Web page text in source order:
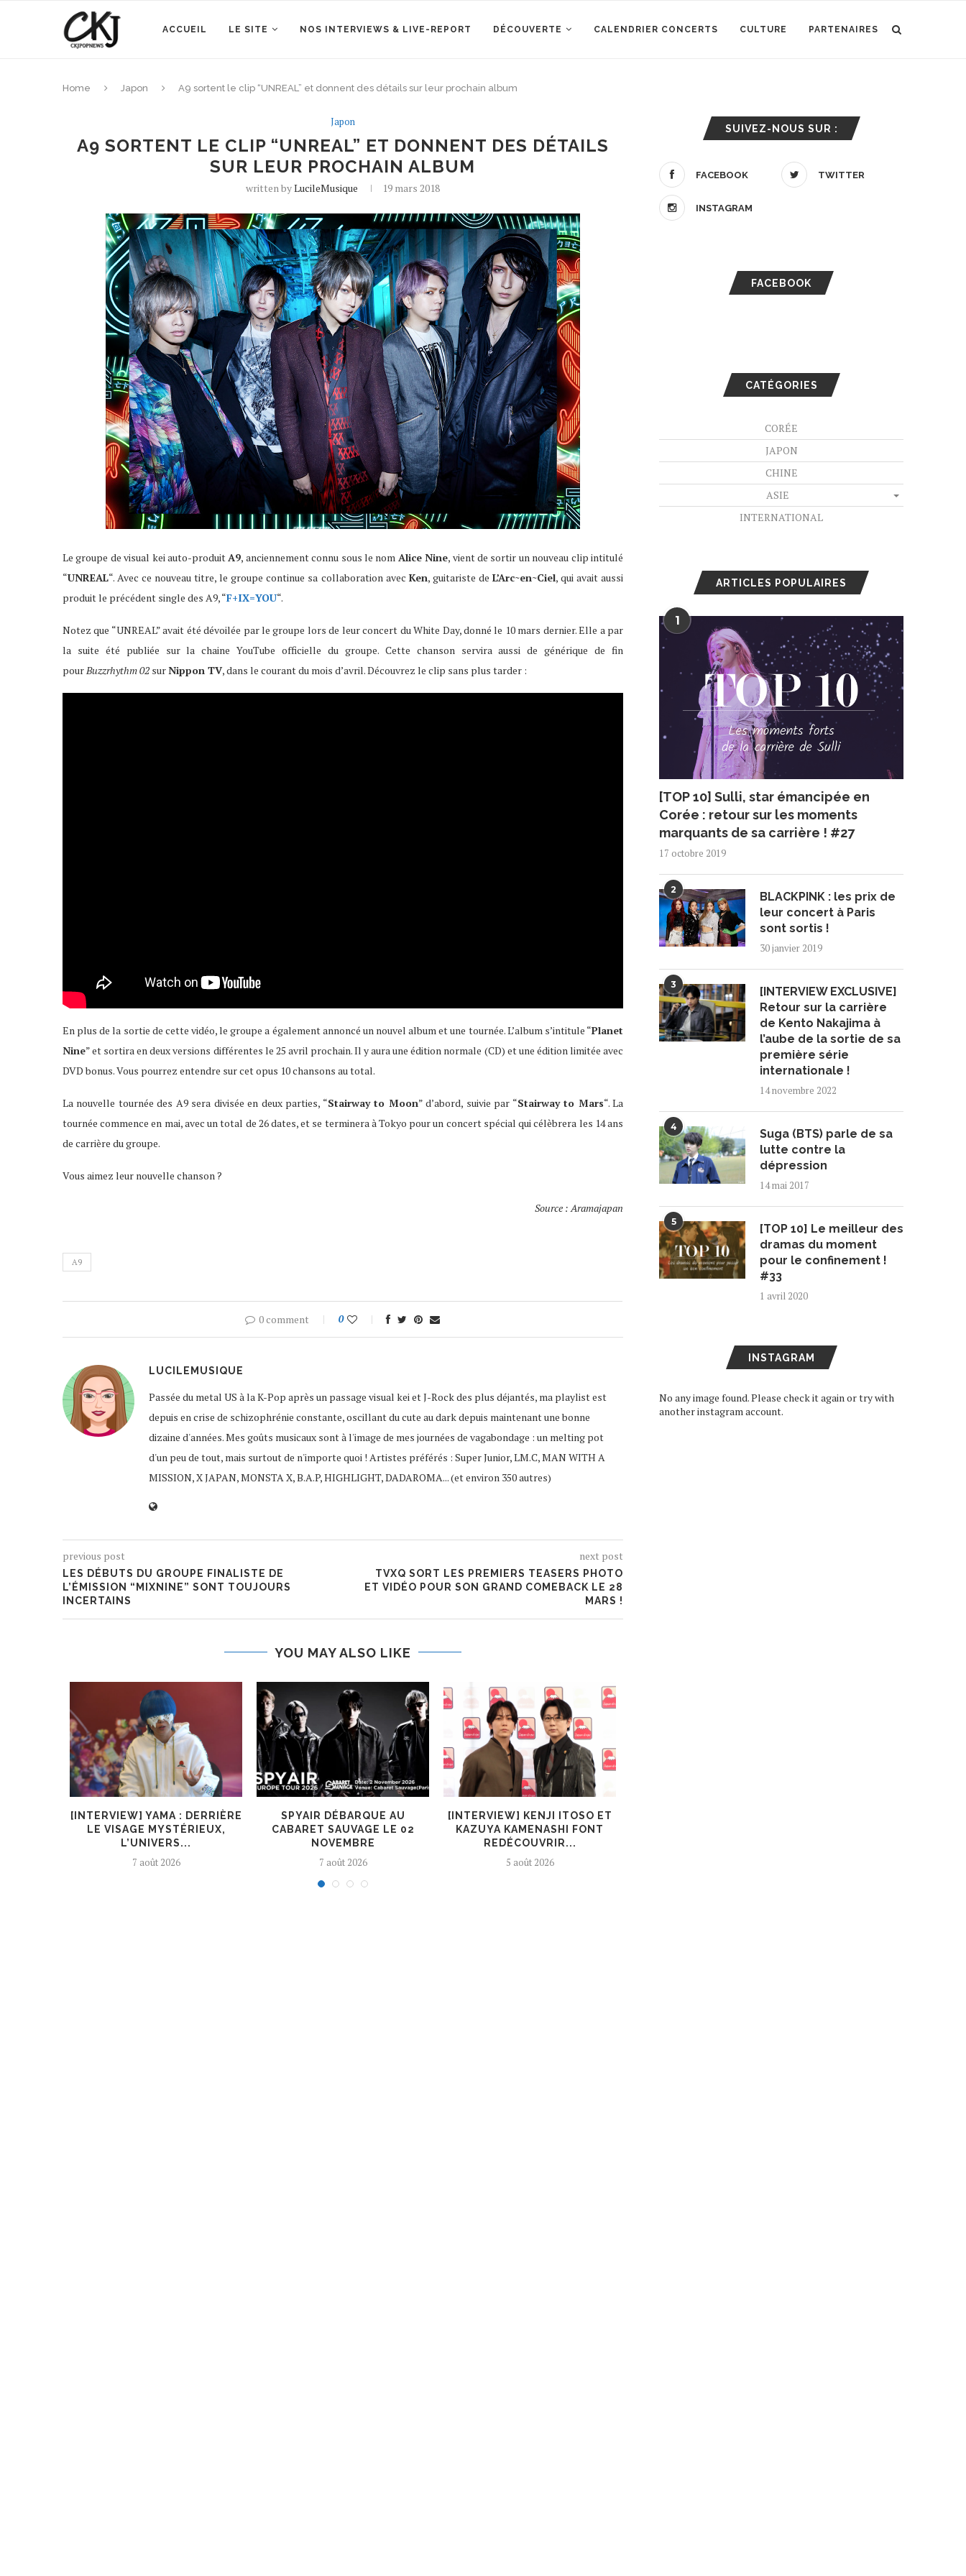
ACCUEIL LE SITE NOS INTERVIEWS & LIVE-REPORT DÉCOUVERTE CALENDRIER CONCERTS CULTURE PARTENAIRES
Home Japon A9 sortent le clip “UNREAL” et donnent des détails sur leur prochain album
Japon
A9 SORTENT LE CLIP “UNREAL” ET DONNENT DES DÉTAILS
SUR LEUR PROCHAIN ALBUM
written byLucileMusique 19 mars 2018
Le groupe de visual kei auto-produitA9, anciennement connu sous le nom Alice Nine, vient de sortir un nouveau clip intitulé
“UNREAL“. Avec ce nouveau titre, le groupe continue sa collaboration avec Ken, guitariste de L’Arc~en~Ciel, qui avait aussi
produit le précédent single des A9, “F+IX=YOU“.
Notez que “UNREAL” avait été dévoilée par le groupe lors de leur concert du White Day, donné le 10 mars dernier. Elle a par
la suite été publiée sur la chaine YouTube officielle du groupe. Cette chanson servira aussi de générique de fin
pourBuzzrhythm 02 surNippon TV, dans le courant du mois d’avril. Découvrez le clip sans plus tarder :
En plus de la sortie de cette vidéo, le groupe a également annoncé un nouvel album et une tournée. L’album s’intitule “Planet
Nine” et sortira en deux versions différentes le 25 avril prochain. Il y aura une édition normale (CD) et une édition limitée avec
DVD bonus. Vous pourrez entendre sur cet opus 10 chansons au total.
La nouvelle tournée des A9 sera divisée en deux parties, “Stairway to Moon” d’abord, suivie par “Stairway to Mars“. La
tournée commence en mai, avec un total de 26 dates, et se terminera à Tokyo pour un concert spécial qui célèbrera les 14 ans
de carrière du groupe.
Vous aimez leur nouvelle chanson ?
Source : Aramajapan
A9
0 comment 0
LUCILEMUSIQUE
Passée du metal US à la K-Pop après un passage visual kei et J-Rock des plus déjantés, ma playlist est
depuis en crise de schizophrénie constante, oscillant du cute au dark depuis maintenant une bonne
dizaine d'années. Mes goûts musicaux sont à l'image de mes journées de vagabondage : un melting pot
d'un peu de tout, mais surtout de n'importe quoi ! Artistes préférés : Super Junior, LM.C, MAN WITH A
MISSION, X JAPAN, MONSTA X, B.A.P, HIGHLIGHT, DADAROMA... (et environ 350 autres)
previous post
LES DÉBUTS DU GROUPE FINALISTE DE
L’ÉMISSION “MIXNINE” SONT TOUJOURS
INCERTAINS
next post
TVXQ SORT LES PREMIERS TEASERS PHOTO
ET VIDÉO POUR SON GRAND COMEBACK LE 28
MARS !
YOU MAY ALSO LIKE
[INTERVIEW] YAMA : DERRIÈRE
LE VISAGE MYSTÉRIEUX,
L’UNIVERS...
7 août 2026
SPYAIR DÉBARQUE AU
CABARET SAUVAGE LE 02
NOVEMBRE
7 août 2026
[INTERVIEW] KENJI ITOSO ET
KAZUYA KAMENASHI FONT
REDÉCOUVRIR...
5 août 2026
SUIVEZ-NOUS SUR :
FACEBOOK TWITTER
INSTAGRAM
FACEBOOK
CATÉGORIES
CORÉE
JAPON
CHINE
ASIE
INTERNATIONAL
ARTICLES POPULAIRES
1
[TOP 10] Sulli, star émancipée en
Corée : retour sur les moments
marquants de sa carrière ! #27
17 octobre 2019
2
BLACKPINK : les prix de
leur concert à Paris
sont sortis !
30 janvier 2019
3
[INTERVIEW EXCLUSIVE]
Retour sur la carrière
de Kento Nakajima à
l’aube de la sortie de sa
première série
internationale !
14 novembre 2022
4
Suga (BTS) parle de sa
lutte contre la
dépression
14 mai 2017
5
[TOP 10] Le meilleur des
dramas du moment
pour le confinement !
#33
1 avril 2020
INSTAGRAM
No any image found. Please check it again or try with
another instagram account.